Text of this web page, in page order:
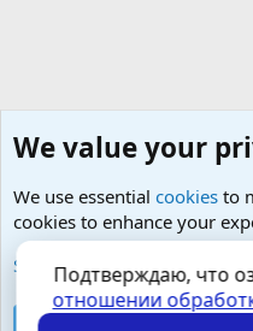
Малая урология- простатит,
Cookies
Russian (RU)
We value your
We use essential cookies to
cookies to enhance your
See further information and
Подтверждаю, что
отношении